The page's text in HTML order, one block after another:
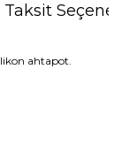
Taksit
ahtapot.